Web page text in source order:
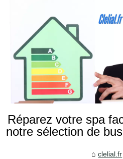
Réparez votre spa
notre sélection de
clelial.fr